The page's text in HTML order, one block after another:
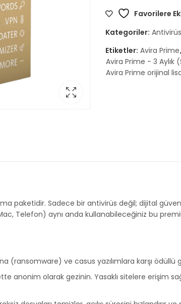
Favorilere
Kategoriler:
Etiketler: Avira Prime,
Avira Prime - 3 Aylık
Avira Prime orijinal
paketidir. Sadece bir antivirüs değil; dijital
Telefon) aynı anda kullanabileceğiniz bu
(ransomware) ve casus yazılımlara karşı
anonim olarak gezinin. Yasaklı sitelere erişim